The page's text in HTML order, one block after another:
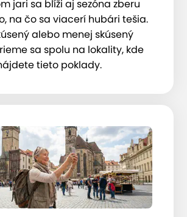
jari sa blíži aj sezóna zberu
na čo sa viacerí hubári tešia.
alebo menej skúsený
sa spolu na lokality, kde
tieto poklady.